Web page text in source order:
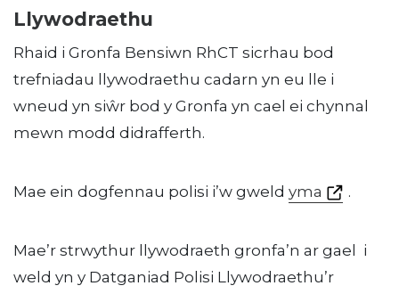
Llywodraethu
Rhaid i Gronfa Bensiwn RhCT sicrhau bod
trefniadau llywodraethu cadarn yn eu lle i
wneud yn siŵr bod y Gronfa yn cael ei chynnal
mewn modd didrafferth.
Mae ein dogfennau polisi i’w gweld yma .
Mae’r strwythur llywodraeth gronfa’n ar gael i
weld yn y Datganiad Polisi Llywodraethu’r